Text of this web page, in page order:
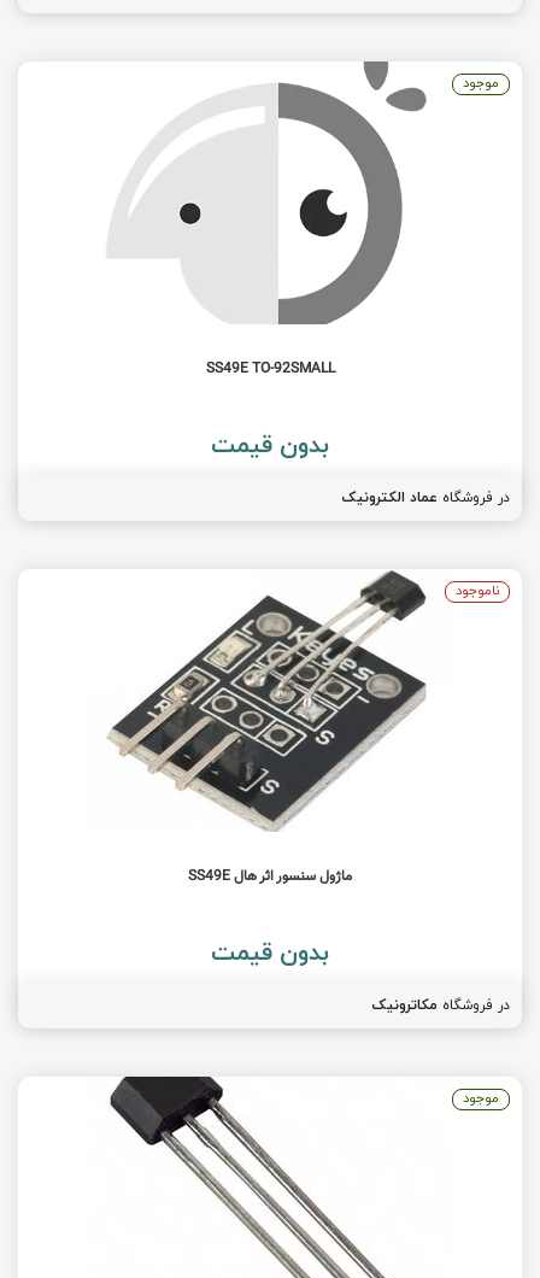
SS49E TO-92SMALL
بدون قیمت
در فروشگاه عماد الکترونیک
موجود
ماژول سنسور اثر هال SS49E
بدون قیمت
در فروشگاه مکاترونیک
ناموجود
موجود